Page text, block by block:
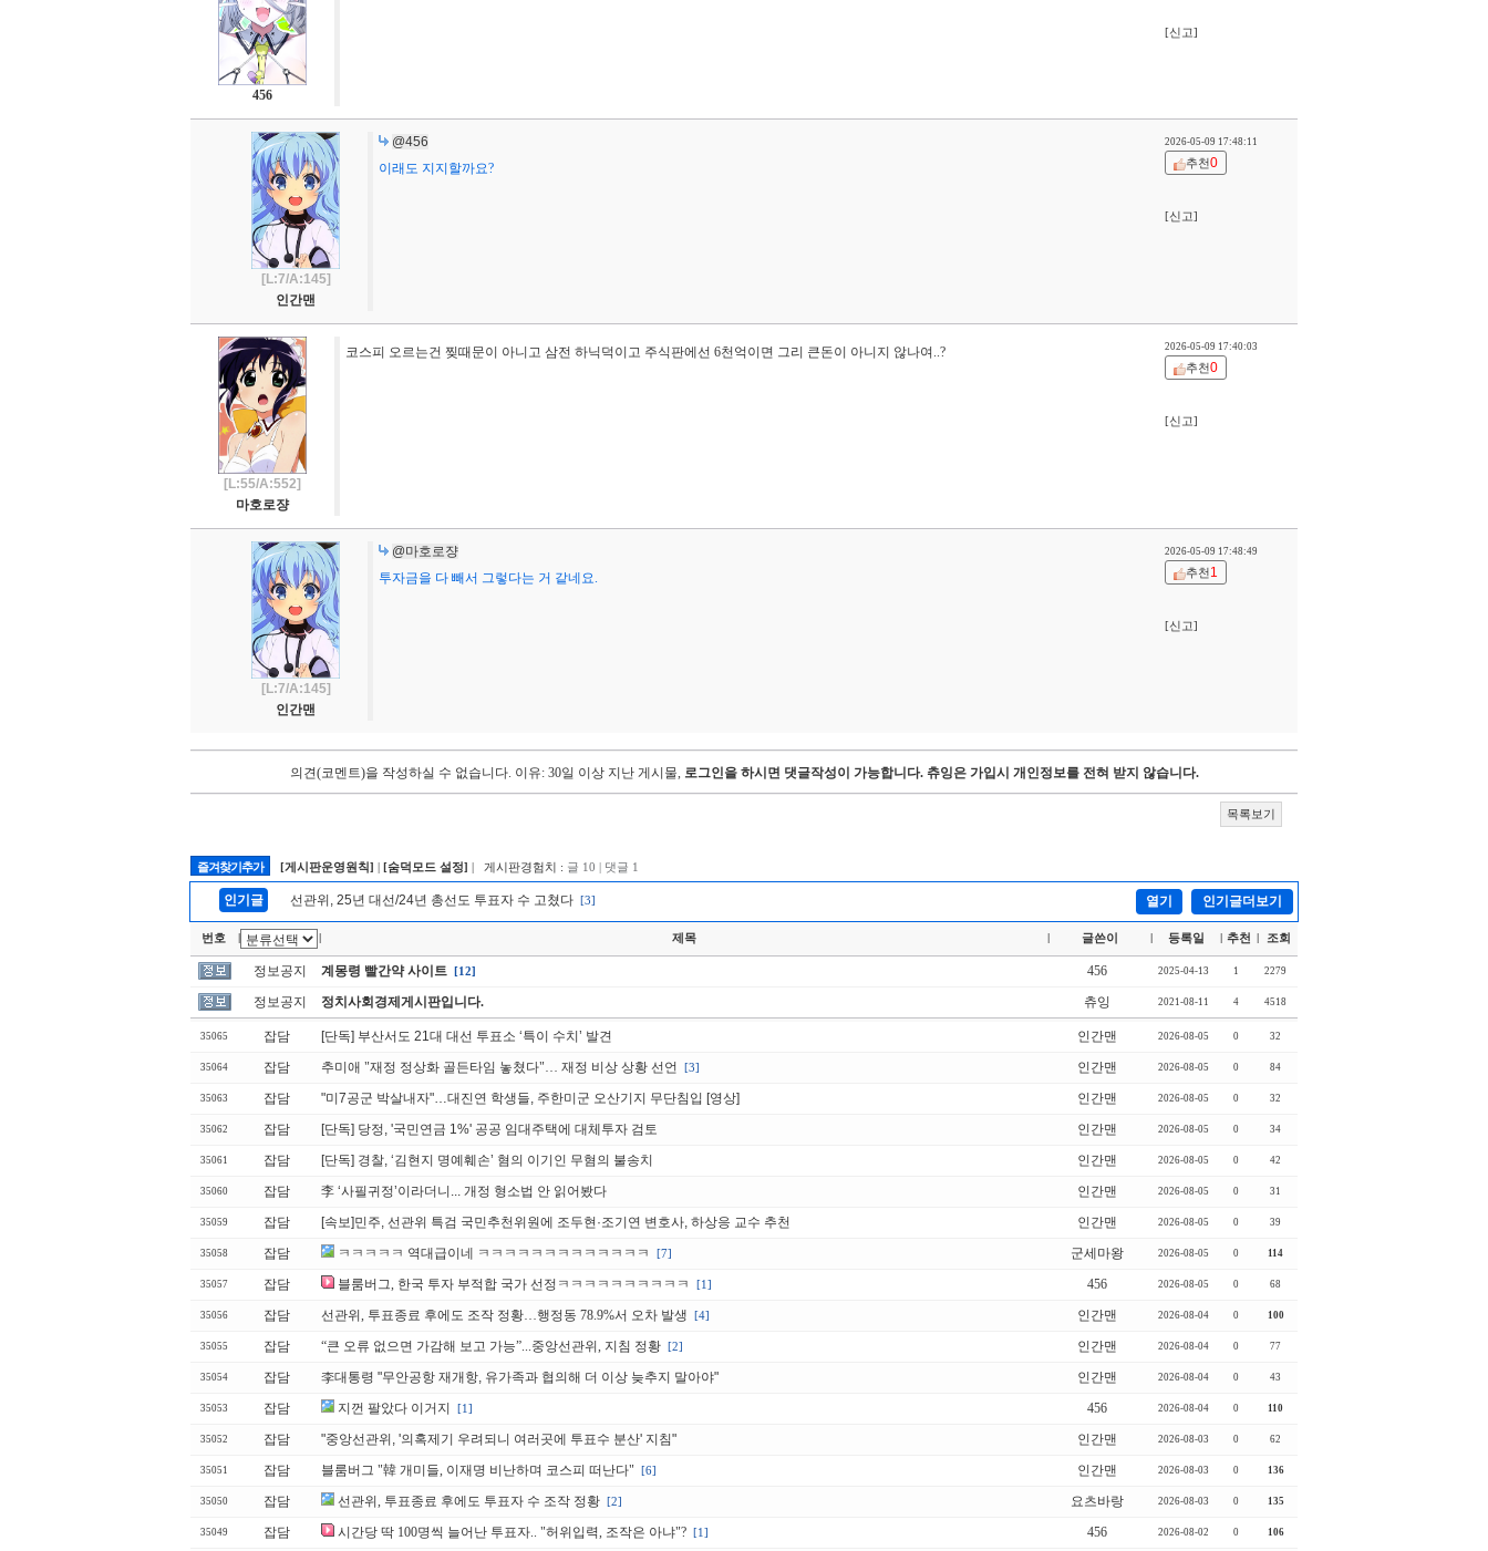
456
[신고]
[L:7/A:145]
인간맨
@456
이래도 지지할까요?
2026-05-09 17:48:11
추천0
[신고]
[L:55/A:552]
마호로쟝
코스피 오르는건 찢때문이 아니고 삼전 하닉덕이고 주식판에선 6천억이면 그리 큰돈이 아니지 않나여..? 2026-05-09 17:40:03
추천0
[신고]
[L:7/A:145]
인간맨
@마호로쟝
투자금을 다 빼서 그렇다는 거 같네요.
2026-05-09 17:48:49
추천1
[신고]
의견(코멘트)을 작성하실 수 없습니다. 이유: 30일 이상 지난 게시물, 로그인을 하시면 댓글작성이 가능합니다. 츄잉은 가입시 개인정보를 전혀 받지 않습니다.
목록보기
즐겨찾기추가 [게시판운영원칙] | [숨덕모드 설정] | 게시판경험치 : 글 10 | 댓글 1
인기글 선관위, 25년 대선/24년 총선도 투표자 수 고쳤다 [3] 열기 인기글더보기
번호 제목 글쓴이 등록일 추천 조회
정보공지 계몽령 빨간약 사이트 [12] 456 2025-04-13 1 2279
정보공지 정치사회경제게시판입니다. 츄잉 2021-08-11 4 4518
35065 잡담 [단독] 부산서도 21대 대선 투표소 ‘특이 수치’ 발견 인간맨 2026-08-05 0 32
35064 잡담 추미애 "재정 정상화 골든타임 놓쳤다"… 재정 비상 상황 선언 [3] 인간맨 2026-08-05 0 84
35063 잡담 "미7공군 박살내자"…대진연 학생들, 주한미군 오산기지 무단침입 [영상] 인간맨 2026-08-05 0 32
35062 잡담 [단독] 당정, '국민연금 1%' 공공 임대주택에 대체투자 검토 인간맨 2026-08-05 0 34
35061 잡담 [단독] 경찰, ‘김현지 명예훼손’ 혐의 이기인 무혐의 불송치 인간맨 2026-08-05 0 42
35060 잡담 李 ‘사필귀정’이라더니... 개정 형소법 안 읽어봤다 인간맨 2026-08-05 0 31
35059 잡담 [속보]민주, 선관위 특검 국민추천위원에 조두현·조기연 변호사, 하상응 교수 추천 인간맨 2026-08-05 0 39
35058 잡담 ㅋㅋㅋㅋㅋ 역대급이네 ㅋㅋㅋㅋㅋㅋㅋㅋㅋㅋㅋㅋㅋ [7] 군세마왕 2026-08-05 0 114
35057 잡담 블룸버그, 한국 투자 부적합 국가 선정ㅋㅋㅋㅋㅋㅋㅋㅋㅋㅋ [1] 456 2026-08-05 0 68
35056 잡담 선관위, 투표종료 후에도 조작 정황…행정동 78.9%서 오차 발생 [4] 인간맨 2026-08-04 0 100
35055 잡담 “큰 오류 없으면 가감해 보고 가능”...중앙선관위, 지침 정황 [2] 인간맨 2026-08-04 0 77
35054 잡담 李대통령 "무안공항 재개항, 유가족과 협의해 더 이상 늦추지 말아야" 인간맨 2026-08-04 0 43
35053 잡담 지껀 팔았다 이거지 [1] 456 2026-08-04 0 110
35052 잡담 "중앙선관위, '의혹제기 우려되니 여러곳에 투표수 분산' 지침" 인간맨 2026-08-03 0 62
35051 잡담 블룸버그 "韓 개미들, 이재명 비난하며 코스피 떠난다" [6] 인간맨 2026-08-03 0 136
35050 잡담 선관위, 투표종료 후에도 투표자 수 조작 정황 [2] 요츠바랑 2026-08-03 0 135
35049 잡담 시간당 딱 100명씩 늘어난 투표자.. "허위입력, 조작은 아냐"? [1] 456 2026-08-02 0 106